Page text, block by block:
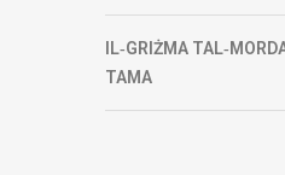
IL‑GRIŻMA
TAMA